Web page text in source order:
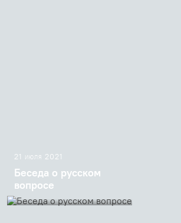
21 июля 2021
Беседа о русском
вопросе